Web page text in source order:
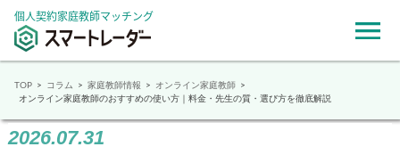
個人契約家庭教師マッチング
TOP コラム 家庭教師情報
オンライン家庭教師
オンライン家庭教師のおすすめの使い方｜料金・先生の質・選び方を徹底解説
2026.07.31